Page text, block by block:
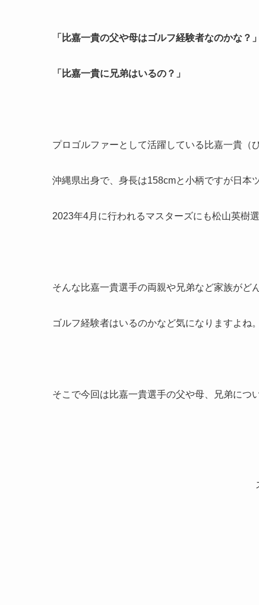
「比嘉一貴の父や母はゴルフ経験者なのかな？」
「比嘉一貴に兄弟はいるの？」
プロゴルファーとして活躍している比嘉一貴（
沖縄県出身で、身長は158cmと小柄ですが日本
2023年4月に行われるマスターズにも松山英樹
そんな比嘉一貴選手の両親や兄弟など家族がど
ゴルフ経験者はいるのかなど気になりますよね。
そこで今回は比嘉一貴選手の父や母、兄弟につ